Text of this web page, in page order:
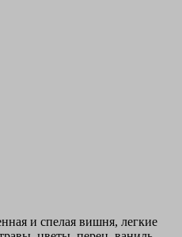
и спелая вишня, легкие